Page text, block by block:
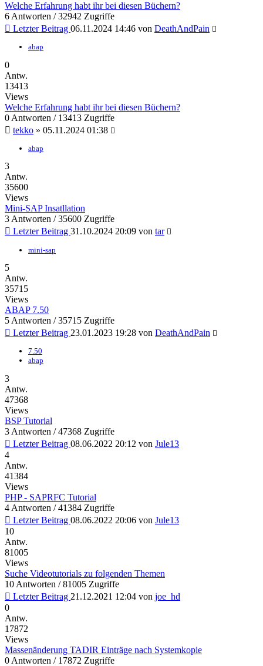
Welche Erfahrung habt ihr bei diesen Büchern?
6 Antworten / 32942 Zugriffe
Letzter Beitrag 06.11.2024 14:46 von DeathAndPain
abap
0
Antw.
13413
Views
Welche Erfahrung habt ihr bei diesen Büchern?
0 Antworten / 13413 Zugriffe
tekko » 05.11.2024 01:38
abap
3
Antw.
35600
Views
Mini-SAP Insatllation
3 Antworten / 35600 Zugriffe
Letzter Beitrag 31.10.2024 20:09 von tar
mini-sap
5
Antw.
35715
Views
ABAP 7.50
5 Antworten / 35715 Zugriffe
Letzter Beitrag 23.01.2023 19:28 von DeathAndPain
7.50
abap
3
Antw.
47368
Views
BSP Tutorial
3 Antworten / 47368 Zugriffe
Letzter Beitrag 08.06.2022 20:12 von Jule13
4
Antw.
41384
Views
PHP - SAPRFC Tutorial
4 Antworten / 41384 Zugriffe
Letzter Beitrag 08.06.2022 20:06 von Jule13
10
Antw.
81005
Views
Suche Videotutorials zu folgenden Themen
10 Antworten / 81005 Zugriffe
Letzter Beitrag 21.12.2021 12:04 von joe_hd
0
Antw.
17872
Views
Massenänderung TADIR Einträge nach Systemkopie
0 Antworten / 17872 Zugriffe